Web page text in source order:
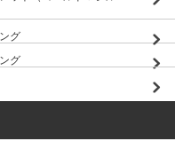
グ
グ